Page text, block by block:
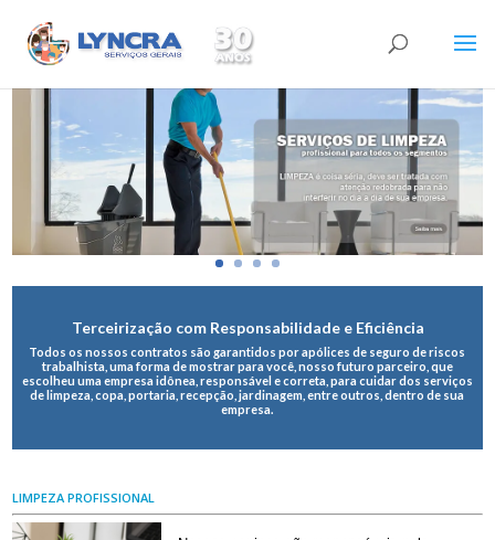
Terceirização com Responsabilidade e Eficiência
Todos os nossos contratos são garantidos por apólices de seguro de riscos
trabalhista, uma forma de mostrar para você, nosso futuro parceiro, que
escolheu uma empresa idônea, responsável e correta, para cuidar dos serviços
de limpeza, copa, portaria, recepção, jardinagem, entre outros, dentro de sua
empresa.
LIMPEZA PROFISSIONAL